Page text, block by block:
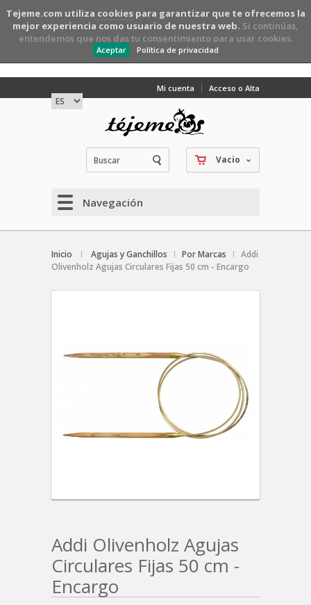
Tejeme.com utiliza cookiespara garantizar que te ofrecemos la
mejor experiencia como usuario de nuestra web. Si continúas,
entendemos que nos das tu consentimiento para usar cookies.
Aceptar Política de privacidad
Mi cuenta Acceso o Alta
Vacio
Navegación
Inicio Agujas y Ganchillos Por Marcas
Addi
Olivenholz Agujas Circulares Fijas 50 cm - Encargo
Addi Olivenholz Agujas
Circulares Fijas 50 cm -
Encargo